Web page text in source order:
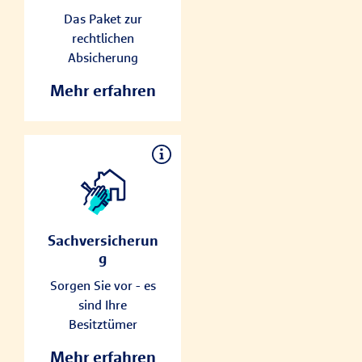
Das Paket zur
rechtlichen
Absicherung
Mehr erfahren
und Spezial-Straf-
Rechtsschutzversich
erung. Dazu
Honorarstreitigkeite
n mit Selbstzahlern
(Privatpatienten,
IGEL-Leistungen)
Auseinandersetzung
Praxismaterial-
Lieferanten.
Sachversicherun
g
Sorgen Sie vor - es
sind Ihre
Besitztümer
Mehr erfahren
Sachversicheru
klassischen
Versicherungsschutz
für den Praxisinhalt
gegen z. B. Feuer,
Leitungswasser,